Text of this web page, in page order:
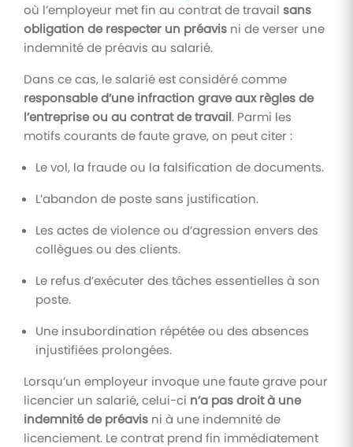
où l’employeur met fin au contrat de travail sans
obligation de respecter un préavis ni de verser une
indemnité de préavis au salarié.
Dans ce cas, le salarié est considéré comme
responsable d’une infraction grave aux règles de
l’entreprise ou au contrat de travail. Parmi les
motifs courants de faute grave, on peut citer :
Le vol, la fraude ou la falsification de documents.
L’abandon de poste sans justification.
Les actes de violence ou d’agression envers des
collègues ou des clients.
Le refus d’exécuter des tâches essentielles à son
poste.
Une insubordination répétée ou des absences
injustifiées prolongées.
Lorsqu’un employeur invoque une faute grave pour
licencier un salarié, celui-ci n’a pas droit à une
indemnité de préavis ni à une indemnité de
licenciement. Le contrat prend fin immédiatement